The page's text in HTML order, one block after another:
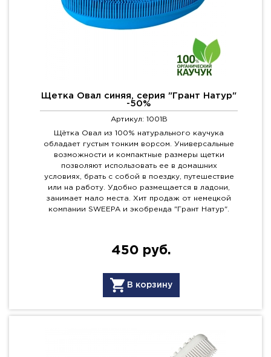
Щетка Овал синяя, серия "Грант Натур"
-50%
Артикул: 1001B
Щётка Овал из 100% натурального каучука
обладает густым тонким ворсом. Универсальные
возможности и компактные размеры щетки
позволяют использовать ее в домашних
условиях, брать с собой в поездку, путешествие
или на работу. Удобно размещается в ладони,
занимает мало места. Хит продаж от немецкой
компании SWEEPA и экобренда "Грант Натур".
450 руб.
В корзину